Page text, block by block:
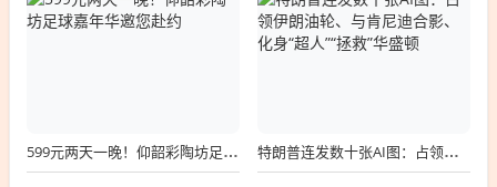
599元两天一晚！仰韶彩陶坊足球嘉年华邀您赴约 特朗普连发数十张AI图：占领伊朗油轮、与肯尼迪合影、化身“超人”“拯救”华盛顿